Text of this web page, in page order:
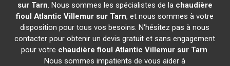
sur Tarn. Nous sommes les spécialistes de la chaudière
fioul Atlantic Villemur sur Tarn, et nous sommes à votre
disposition pour tous vos besoins. N'hésitez pas à nous
contacter pour obtenir un devis gratuit et sans engagement
pour votre chaudière fioul Atlantic Villemur sur Tarn.
Nous sommes impatients de vous aider à